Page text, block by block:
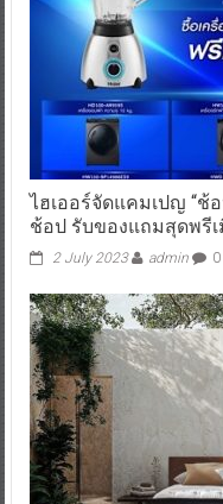
ไฮเออร์จัดแคมเปญ “ช้
ช้อป รับของแถมสุดพรี
2 July 2023 admin 0